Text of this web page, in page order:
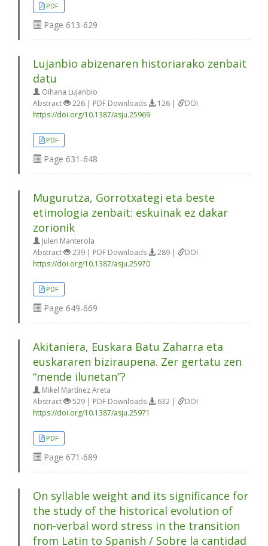
PDF
Page 613-629
Lujanbio abizenaren historiarako zenbait
datu
Oihana Lujanbio
Abstract
226 | PDF Downloads 126 |
DOI
https://doi.org/10.1387/asju.25969
PDF
Page 631-648
Mugurutza, Gorrotxategi eta beste
etimologia zenbait: eskuinak ez dakar
zorionik
Julen Manterola
Abstract
239 | PDF Downloads 289 |
DOI
https://doi.org/10.1387/asju.25970
PDF
Page 649-669
Akitaniera, Euskara Batu Zaharra eta
euskararen biziraupena. Zer gertatu zen
“mende ilunetan”?
Mikel Martínez Areta
Abstract
529 | PDF Downloads 632 |
DOI
https://doi.org/10.1387/asju.25971
PDF
Page 671-689
On syllable weight and its significance for
the study of the historical evolution of
non-verbal word stress in the transition
from Latin to Spanish / Sobre la cantidad